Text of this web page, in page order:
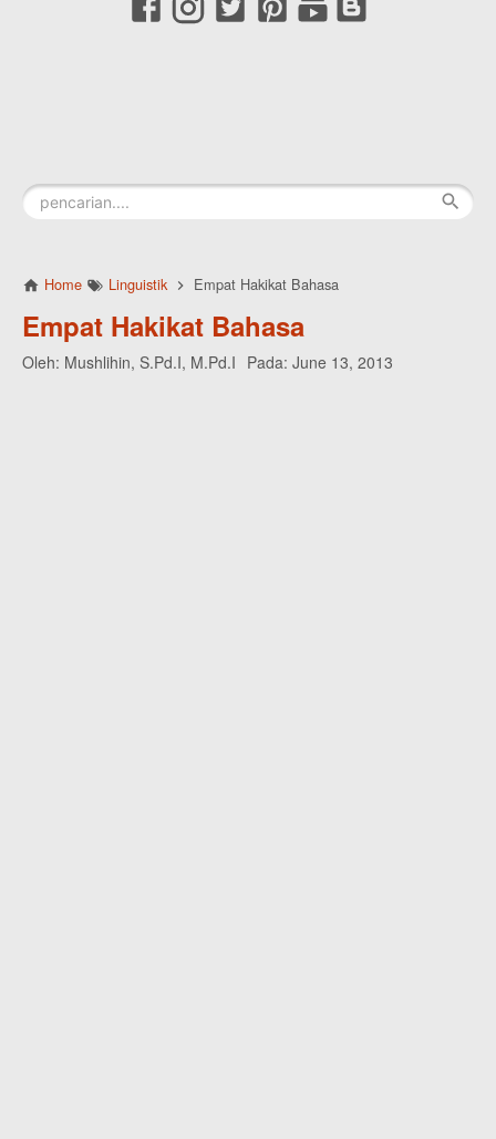
Home Linguistik Empat Hakikat Bahasa
Empat Hakikat Bahasa
Oleh: Mushlihin, S.Pd.I, M.Pd.I Pada: June 13, 2013